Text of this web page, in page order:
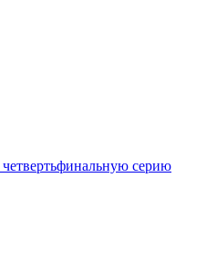
четвертьфинальную серию